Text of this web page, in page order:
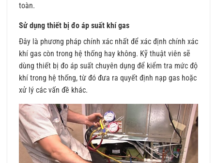
toàn.
Sử dụng thiết bị đo áp suất khí gas
Đây là phương pháp chính xác nhất để xác định chính xác
khí gas còn trong hệ thống hay không. Kỹ thuật viên sẽ
dùng thiết bị đo áp suất chuyên dụng để kiểm tra mức độ
khí trong hệ thống, từ đó đưa ra quyết định nạp gas hoặc
xử lý các vấn đề khác.